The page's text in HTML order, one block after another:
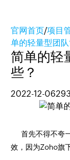
官网首页/项目
单的轻量型团
简单的轻
些？
2022-12-06
首先不得不夸
效，因为Zoho旗